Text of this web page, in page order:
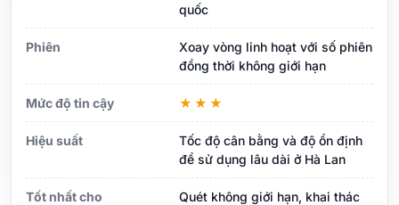
quốc
Phiên
Xoay vòng linh hoạt với số phiên
đồng thời không giới hạn
Mức độ tin cậy ★★★
Hiệu suất
Tốc độ cân bằng và độ ổn định
để sử dụng lâu dài ở Hà Lan
Tốt nhất cho
Quét không giới hạn, khai thác